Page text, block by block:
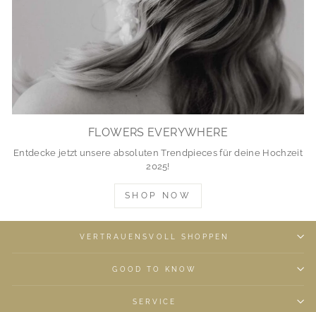
FLOWERS EVERYWHERE
Entdecke jetzt unsere absoluten Trendpieces für deine Hochzeit
2025!
SHOP NOW
VERTRAUENSVOLL SHOPPEN
GOOD TO KNOW
SERVICE